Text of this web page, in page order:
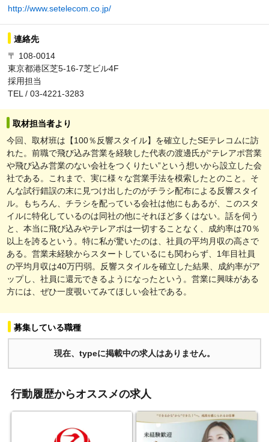
http://www.setelecom.co.jp/
連絡先
〒 108-0014
東京都港区芝5-16-7芝ビル4F
採用担当
TEL / 03-4221-3283
取材担当者より
今回、取材班は【100％反響スタイル】を確立したSEテレコムに訪
れた。前職で飛び込み営業を経験した代表の渡邊氏が“テレアポ営業
や飛び込み営業のない会社をつくりたい”という想いから設立した会
社である。これまで、実に様々な営業手法を模索したとのこと。そ
んな試行錯誤の末に見つけ出したのがチラシ配布による反響スタイ
ル。もちろん、チラシを配っている会社は他にもあるが、このスタ
イルに特化しているのは同社の他にそれほど多くはない。話を伺う
と、本当に飛び込みやテレアポは一切することなく、成約率は70％
以上を誇るという。特に私が驚いたのは、社員の平均月収の高さで
ある。営業未経験からスタートしているにも関わらず、1年目社員
の平均月収は40万円弱。反響スタイルを確立した結果、成約率がア
ップし、社員に還元できるようになったという。営業に興味がある
方には、ぜひ一度覗いてみてほしい会社である。
募集している職種
現在、typeに掲載中の求人はありません。
行動履歴からオススメの求人